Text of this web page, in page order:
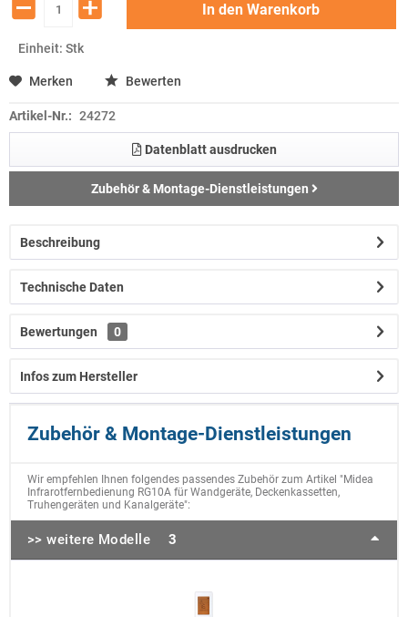
Einheit: Stk
In den Warenkorb
Merken Bewerten
Artikel-Nr.: 24272
Datenblatt ausdrucken
Zubehör & Montage-Dienstleistungen
Beschreibung
Technische Daten
Bewertungen 0
Infos zum Hersteller
Zubehör & Montage-Dienstleistungen
Wir empfehlen Ihnen folgendes passendes Zubehör zum Artikel "Midea
Infrarotfernbedienung RG10A für Wandgeräte, Deckenkassetten,
Truhengeräten und Kanalgeräte":
>> weitere Modelle 3